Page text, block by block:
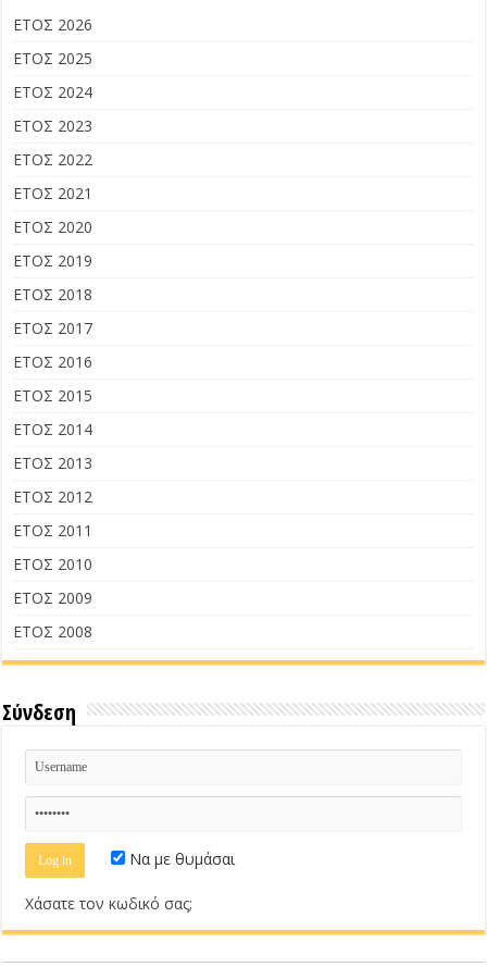
ΕΤΟΣ 2026
ΕΤΟΣ 2025
ΕΤΟΣ 2024
ΕΤΟΣ 2023
ΕΤΟΣ 2022
ΕΤΟΣ 2021
ΕΤΟΣ 2020
ΕΤΟΣ 2019
ΕΤΟΣ 2018
ΕΤΟΣ 2017
ΕΤΟΣ 2016
ΕΤΟΣ 2015
ΕΤΟΣ 2014
ΕΤΟΣ 2013
ΕΤΟΣ 2012
ΕΤΟΣ 2011
ΕΤΟΣ 2010
ΕΤΟΣ 2009
ΕΤΟΣ 2008
Σύνδεση
Να με θυμάσαι
Χάσατε τον κωδικό σας;